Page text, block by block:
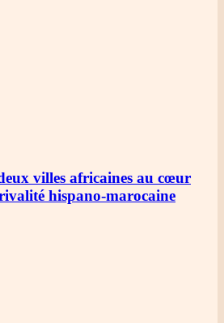
villes africaines au cœur
hispano-marocaine